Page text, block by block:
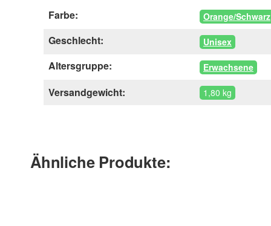
Farbe: Orange/Schwarz
Geschlecht: Unisex
Altersgruppe: Erwachsene
Versandgewicht: 1,80 kg
Ähnliche Produkte: